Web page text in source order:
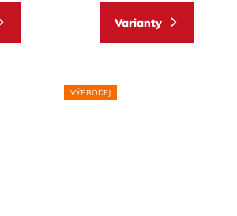
5
Varianty
VÝPRODEJ